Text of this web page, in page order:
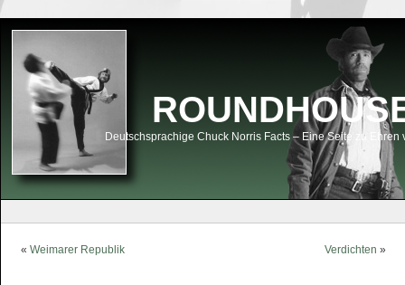
Deutschsprachige Chuck Norris Facts – Eine Seite zu
«Weimarer Republik Verdichten »